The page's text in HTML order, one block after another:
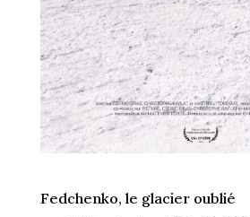
Fedchenko, le glacier oublié